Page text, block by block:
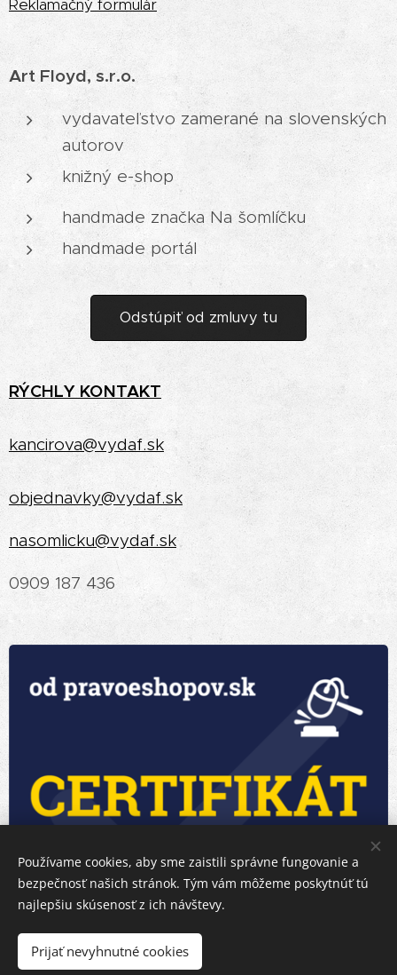
Reklamačný formulár
Art Floyd, s.r.o.
vydavateľstvo zamerané na slovenských
autorov
knižný e-shop
handmade značka Na šomlíčku
handmade portál
Odstúpiť od zmluvy tu
RÝCHLY KONTAKT
kancirova@vydaf.sk
objednavky@vydaf.sk
nasomlicku@vydaf.sk
0909 187 436
Používame cookies, aby sme zaistili správne fungovanie a
bezpečnosť našich stránok. Tým vám môžeme poskytnúť tú
najlepšiu skúsenosť z ich návštevy.
Prijať nevyhnutné cookies